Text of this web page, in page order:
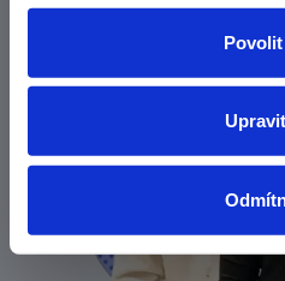
odvolat v nastavení cookies,
Povolit
Upravit